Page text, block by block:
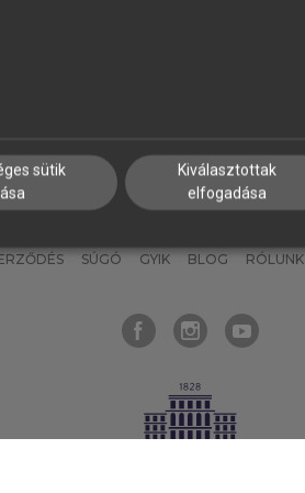
SÚGÓ GYIK BLOG RÓLUNK
sütik
Kiválasztottak
elfogadása